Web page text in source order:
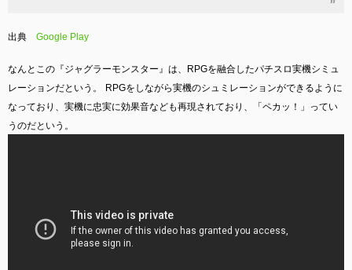
出典 Google Play
なんとこの『ジャグラーモンスター』は、RPGを融合したパチスロ実機シミュ
レーションだという。
RPGをしながら実機のシュミレーションができるように
なっており、実機に忠実に効果音なども再現されており、「ペカッ！」ってい
うのだという。